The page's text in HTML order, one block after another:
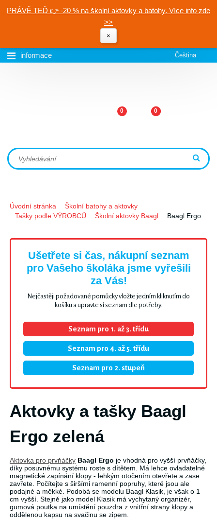
PRÁVĚ TEĎ 👉 -20 % na školní aktovky a batohy. Více info zde
>>
×
informace Čeština
0 0
Úvodní stránka
Školní batohy a aktovky
Tašky podle VÝROBCŮ
Školní aktovky Baagl Baagl Ergo
Ušetřete si čas, nákupní seznam
pro Vašeho školáka jsme vyřešili
za Vás!
Nejčastěji požadované pomůcky vložte jedním kliknutím do
košíku a upravte si seznam dle potřeby.
Seznam pro 1. až 3. třídu
Seznam pro 4. až 5. třídu
Seznam pro 2. stupeň
Aktovky a tašky Baagl
Ergo zelená
Aktovka pro prvňáčky Baagl Ergo je vhodná pro vyšší prvňáčky,
díky posuvnému systému roste s dítětem. Má lehce ovladatelné
magnetické zapínání klopy - lehkým otočením otevřete a zase
zavřete. Počítejte s širšími ramenní popruhy, které jsou ale
podajné a měkké. Podobá se modelu Baagl Klasik, je však o 1
cm vyšší. Stejně jako model Klasik má vychytaný organizér,
gumová poutka na umístění pouzdra z vnitřní strany klopy a
oddělenou kapsu na svačinu se zipem.